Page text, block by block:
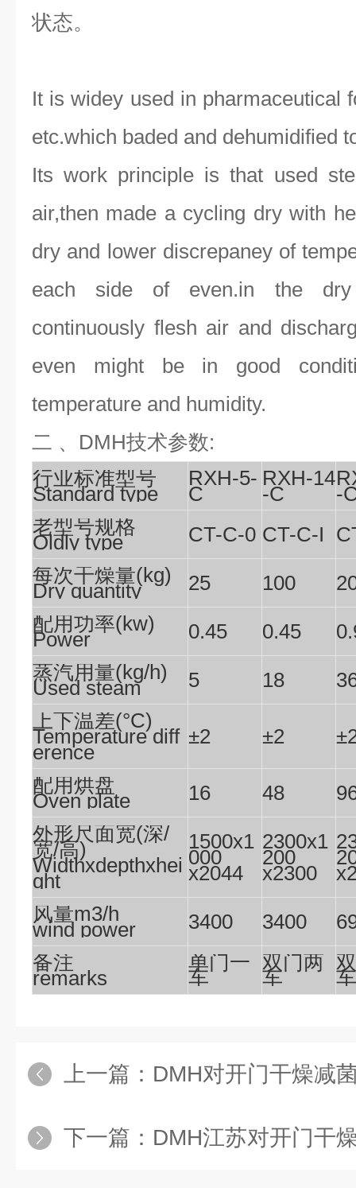
状态。
It is widey used in pharmaceutical
etc.which baded and dehumidified
Its work principle is that used
air,then made a cycling dry with
dry and lower discrepaney of
each side of even.in the
continuously flesh air and
even might be in good
temperature and humidity.
二 、DMH技术参数:
行业标准型号
Standard type
RXH-5-
C
RXH-14
-C
-
老型号规格
Oldly type CT-C-0 CT-C-I
每次干燥量(kg)
Dry quantity 25 100
配用功率(kw)
Power 0.45 0.45
蒸汽用量(kg/h)
Used steam 5 18
上下温差(°C)
Temperature diff
erence
±2 ±2
配用烘盘
Oven plate 16 48
外形尺面宽(深/
宽/高)
Widthxdepthxhei
ght
1500x1
000
x2044
2300x1
200
x2300
风量m3/h
wind power 3400 3400
备注
remarks
单门一
车
双门两
车 车
上一篇： DMH对开门干燥减
下一篇： DMH江苏对开门干